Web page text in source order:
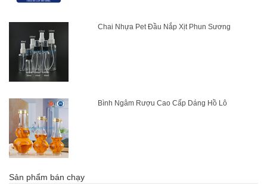
Chai Nhựa Pet Đầu Nắp Xịt Phun Sương
Bình Ngâm Rượu Cao Cấp Dáng Hồ Lô
Sản phẩm bán chạy